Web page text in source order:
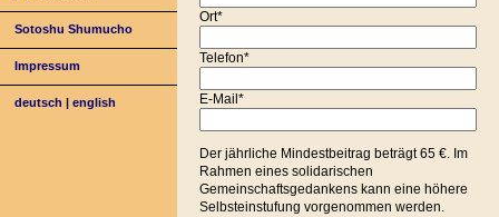
Sotoshu Shumucho
Impressum
deutsch |english
Ort*
Telefon*
E-Mail*
Der jährliche Mindestbeitrag beträgt 65 €. Im
Rahmen eines solidarischen
Gemeinschaftsgedankens kann eine höhere
Selbsteinstufung vorgenommen werden.